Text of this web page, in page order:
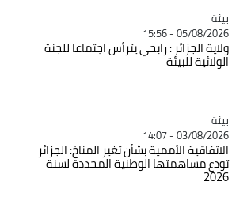
Catégorie
بيئة
05/08/2026 - 15:56
ولاية الجزائر : رابحي يترأس اجتماعا للجنة
الولائية للبيئة
Catégorie
بيئة
03/08/2026 - 14:07
الاتفاقية الأممية بشأن تغير المناخ: الجزائر
تودع مساهمتها الوطنية المحددة لسنة
2026